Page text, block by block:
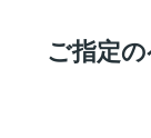
地図学区
ご指定